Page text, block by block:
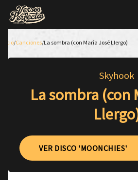
Inicio/Canciones/La sombra (con María José Llergo)
Skyhook
La sombra (con
VER DISCO 'MOONCHIES'